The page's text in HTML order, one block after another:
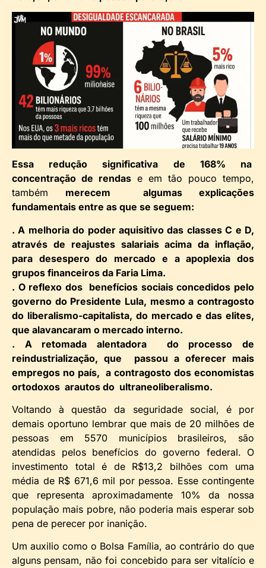
Essa redução significativa de 168% na
concentração de rendas e em tão pouco tempo,
também merecem algumas explicações
fundamentais entre as que se seguem:
. A melhoria do poder aquisitivo das classes C e D,
através de reajustes salariais acima da inflação,
para desespero do mercado e a apoplexia dos
grupos financeiros da Faria Lima.
. O reflexo dos benefícios sociais concedidos pelo
governo do Presidente Lula, mesmo a contragosto
do liberalismo-capitalista, do mercado e das elites,
que alavancaram o mercado interno.
. A retomada alentadora do processo de
reindustrialização, que passou a oferecer mais
empregos no país, a contragosto dos economistas
ortodoxos arautos do ultraneoliberalismo.
Voltando à questão da seguridade social, é por
demais oportuno lembrar que mais de 20 milhões de
pessoas em 5570 municípios brasileiros, são
atendidas pelos benefícios do governo federal. O
investimento total é de R$13,2 bilhões com uma
média de R$ 671,6 mil por pessoa. Esse contingente
que representa aproximadamente 10% da nossa
população mais pobre, não poderia mais esperar sob
pena de perecer por inanição.
Um auxilio como o Bolsa Família, ao contrário do que
alguns pensam, não foi concebido para ser vitalício e